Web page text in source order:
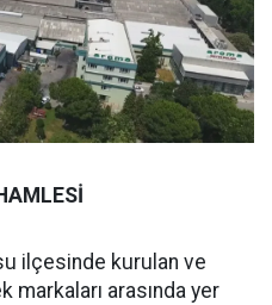
ilçesinde kurulan ve
markaları arasında yer